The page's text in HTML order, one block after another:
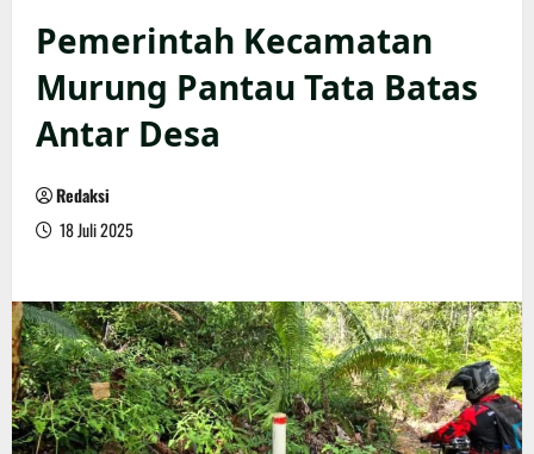
Pemerintah Kecamatan
Murung Pantau Tata Batas
Antar Desa
Redaksi
18 Juli 2025